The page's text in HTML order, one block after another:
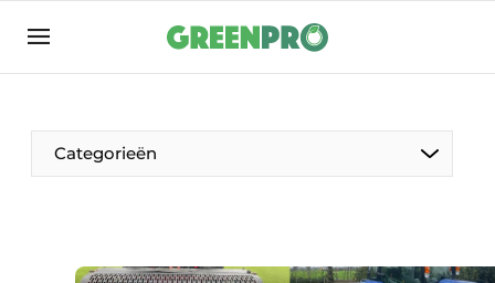
Aanmelden
Bedrijven
Contact
Categorieën